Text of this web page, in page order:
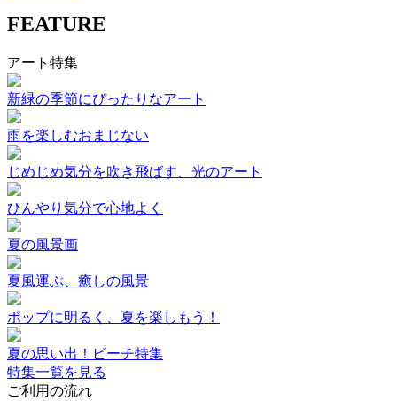
FEATURE
アート特集
新緑の季節にぴったりなアート
雨を楽しむおまじない
じめじめ気分を吹き飛ばす、光のアート
ひんやり気分で心地よく
夏の風景画
夏風運ぶ、癒しの風景
ポップに明るく、夏を楽しもう！
夏の思い出！ビーチ特集
特集一覧を見る
ご利用の流れ